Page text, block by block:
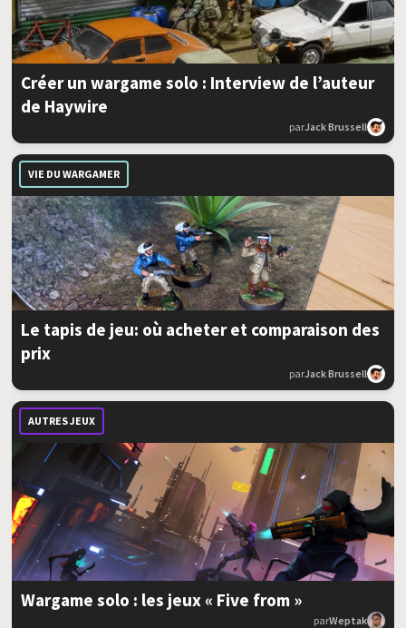
Créer un wargame solo : Interview de l’auteur
de Haywire
parJack Brussell
VIE DU WARGAMER
Le tapis de jeu: où acheter et comparaison des
prix
parJack Brussell
AUTRES JEUX
Wargame solo : les jeux « Five from »
parWeptak